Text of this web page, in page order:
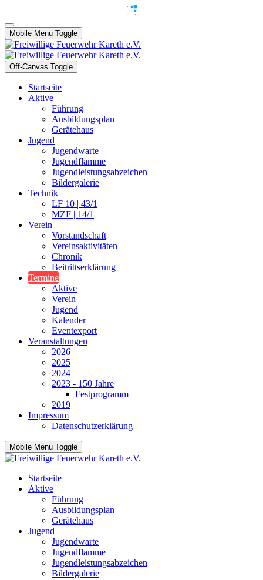
Mobile Menu Toggle
Off-Canvas Toggle
Startseite
Aktive
Führung
Ausbildungsplan
Gerätehaus
Jugend
Jugendwarte
Jugendflamme
Jugendleistungsabzeichen
Bildergalerie
Technik
LF 10 | 43/1
MZF | 14/1
Verein
Vorstandschaft
Vereinsaktivitäten
Chronik
Beitrittserklärung
Termine
Aktive
Verein
Jugend
Kalender
Eventexport
Veranstaltungen
2026
2025
2024
2023 - 150 Jahre
Festprogramm
2019
Impressum
Datenschutzerklärung
Mobile Menu Toggle
Startseite
Aktive
Führung
Ausbildungsplan
Gerätehaus
Jugend
Jugendwarte
Jugendflamme
Jugendleistungsabzeichen
Bildergalerie